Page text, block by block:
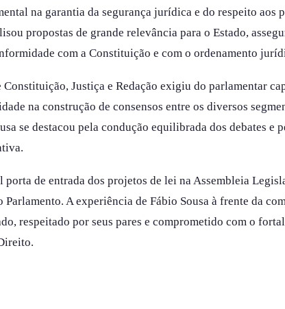
na garantia da segurança jurídica e do respeito
propostas de grande relevância para o Estado,
com a Constituição e com o ordenamento
Constituição, Justiça e Redação exigiu do parlamentar
na construção de consensos entre os diversos
se destacou pela condução equilibrada dos debates e
de entrada dos projetos de lei na Assembleia
A experiência de Fábio Sousa à frente da
respeitado por seus pares e comprometido com o